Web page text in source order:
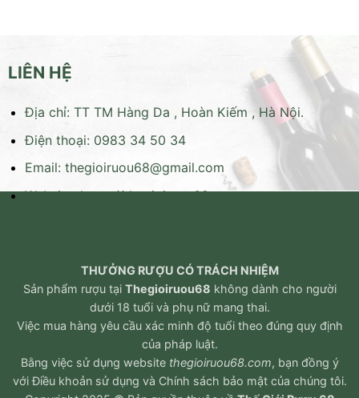
LIÊN HỆ
Địa chỉ: TT TM Hàng Da , Hoàn Kiếm , Hà Nội.
Điện thoại: 0983 34 50 34
Email: thegioiruou68@gmail.com
Website:https://thegioiruou68.com
THƯỞNG RƯỢU CÓ TRÁCH NHIỆM
Sản phẩm rượu tại Thegioiruou68 không dành cho người
dưới 18 tuổi và phụ nữ mang thai.
Việc mua hàng yêu cầu xác minh độ tuổi theo đúng quy định
của pháp luật.
Bằng việc sử dụng website thegioiruou68.com, bạn đồng ý
vớiĐiều khoản sử dụng và Chính sách bảo mậtcủa chúng tôi.